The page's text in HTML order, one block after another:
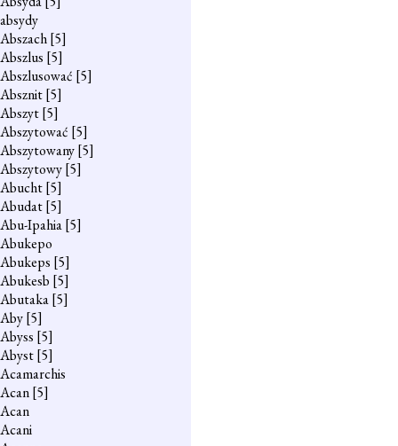
absydy
Abszach[5]
Abszlus [5]
Abszlusować [5]
Absznit[5]
Abszyt[5]
Abszytować [5]
Abszytowany[5]
Abszytowy[5]
Abucht[5]
Abudat[5]
Abu-Ipahia[5]
Abukepo
Abukeps [5]
Abukesb [5]
Abutaka[5]
Aby[5]
Abyss [5]
Abyst[5]
Acamarchis
Acan[5]
Acan
Acani